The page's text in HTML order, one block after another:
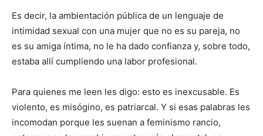
Es decir, la ambientación pública de un lenguaje de
intimidad sexual con una mujer que no es su pareja, no
es su amiga íntima, no le ha dado confianza y, sobre todo,
estaba allí cumpliendo una labor profesional.
Para quienes me leen les digo: esto es inexcusable. Es
violento, es misógino, es patriarcal. Y si esas palabras les
incomodan porque les suenan a feminismo rancio,